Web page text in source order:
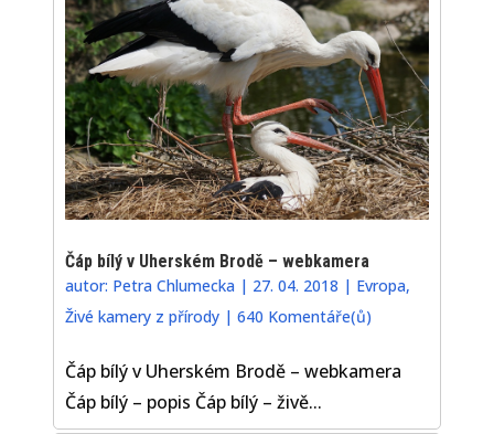
Čáp bílý v Uherském Brodě – webkamera
autor: Petra Chlumecka | 27. 04. 2018 | Evropa,
Živé kamery z přírody |640 Komentáře(ů)
Čáp bílý v Uherském Brodě – webkamera
Čáp bílý – popis Čáp bílý – živě...